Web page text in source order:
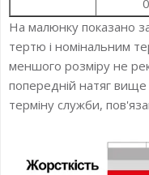
На малюнку показано
тертю і номінальним
меншого розміру не
попередній натяг
терміну служби,